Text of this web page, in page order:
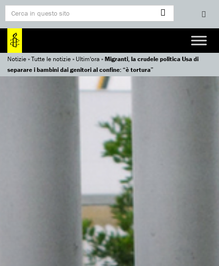
Notizie»Tutte le notizie» Ultim'ora »Migranti, la crudele politica Usa di
separare i bambini dai genitori al confine: “è tortura”